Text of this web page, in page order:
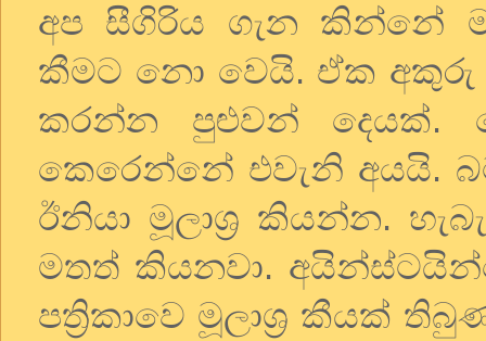
අප සීගිරිය ගැන කින්නේ
කීමට නො වෙයි. ඒක අකුරු
කරන්න
පුළුවන් දෙයක්.
කෙරෙන්නේ එවැනි අයයි.
ඊනියා මූලාශ්‍ර කියන්න.
මතත් කියනවා.
පත්‍රිකාවෙ මූලාශ්‍ර කීයක්